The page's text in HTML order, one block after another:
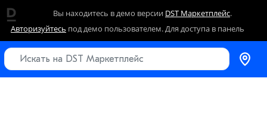
Вы находитесь в демо версии DST Маркетплейс.
Авторизуйтесь под демо пользователем. Для доступа в панель
управления перейдите в разделзаявки на получение полного
доступа.